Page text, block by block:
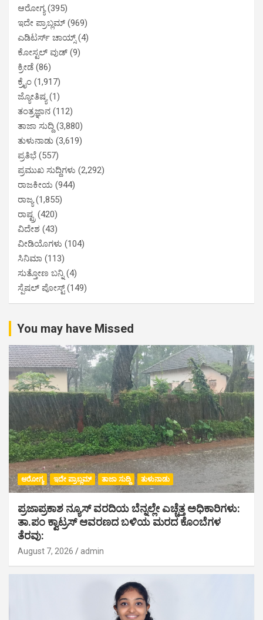
ಆರೋಗ್ಯ(395)
ಇದೇ ಪ್ರಾಬ್ಲಮ್ (969)
ಎಡಿಟರ್ಸ್ ಚಾಯ್ಸ್(4)
ಕೋಸ್ಟಲ್ ವುಡ್ (9)
ಕ್ರೀಡೆ (86)
ಕ್ರೈಂ (1,917)
ಜ್ಯೋತಿಷ್ಯ(1)
ತಂತ್ರಜ್ಞಾನ (112)
ತಾಜಾ ಸುದ್ದಿ (3,880)
ತುಳುನಾಡು (3,619)
ಪ್ರತಿಭೆ (557)
ಪ್ರಮುಖ ಸುದ್ದಿಗಳು (2,292)
ರಾಜಕೀಯ (944)
ರಾಜ್ಯ(1,855)
ರಾಷ್ಟ್ರ (420)
ವಿದೇಶ (43)
ವೀಡಿಯೊಗಳು (104)
ಸಿನಿಮಾ (113)
ಸುತ್ತೋಣ ಬನ್ನಿ(4)
ಸ್ಪೆಷಲ್ ಪೋಸ್ಟ್(149)
You may have Missed
ಆರೋಗ್ಯ ಇದೇ ಪ್ರಾಬ್ಲಮ್ ತಾಜಾ ಸುದ್ದಿ ತುಳುನಾಡು
ಪ್ರಜಾಪ್ರಕಾಶ ನ್ಯೂಸ್ ವರದಿಯ ಬೆನ್ನಲ್ಲೇ ಎಚ್ಚೆತ್ತ ಅಧಿಕಾರಿಗಳು:
ತಾ.ಪಂ ಕ್ವಾಟ್ರಸ್ ಆವರಣದ ಬಳಿಯ ಮರದ ಕೊಂಬೆಗಳ
ತೆರವು:
August 7, 2026 admin